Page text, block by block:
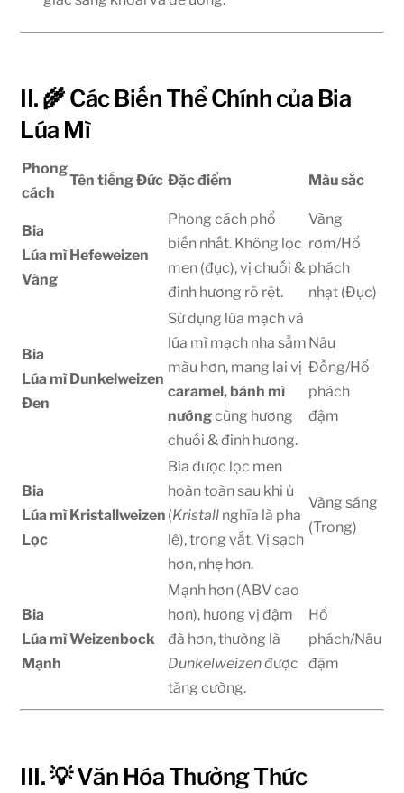
II. 🌾 Các Biến Thể Chính của Bia
Lúa Mì
Phong
cách
Tên tiếng Đức Đặc điểm Màu sắc
Bia
Lúa mì
Vàng
Hefeweizen
Phong cách phổ
biến nhất. Không lọc
men (đục), vị chuối &
đinh hương rõ rệt.
Vàng
rơm/Hổ
phách
nhạt (Đục)
Bia
Lúa mì
Đen
Dunkelweizen
Sử dụng lúa mạch và
lúa mì mạch nha sẫm
màu hơn, mang lại vị
caramel, bánh mì
nướngcùng hương
chuối & đinh hương.
Nâu
Đồng/Hổ
phách
đậm
Bia
Lúa mì
Lọc
Kristallweizen
Bia được lọc men
hoàn toàn sau khi ủ
(Kristall nghĩa là pha
lê), trong vắt. Vị sạch
hơn, nhẹ hơn.
Vàng sáng
(Trong)
Bia
Lúa mì
Mạnh
Weizenbock
Mạnh hơn (ABV cao
hơn), hương vị đậm
đà hơn, thường là
Dunkelweizenđược
tăng cường.
Hổ
phách/Nâu
đậm
III. 💡 Văn Hóa Thưởng Thức